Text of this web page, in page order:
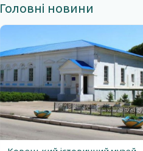
Головні новини